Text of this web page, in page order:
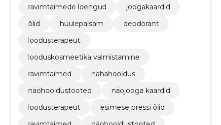
ravimtaimede loengud
joogakaardid
õlid
huulepalsam
deodorant
loodusterapeut
looduskosmeetika valmistamine
ravimtaimed
nahahooldus
näohooldustooted
näojooga kaardid
loodusterapeut
esimese pressi õlid